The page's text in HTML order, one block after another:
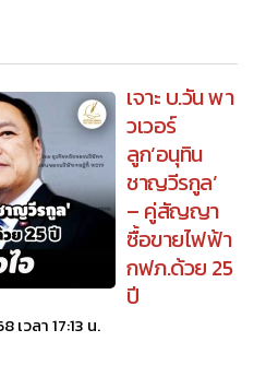
เจาะ บ.วัน พา
วเวอร์
ลูก‘อนุทิน
ชาญวีรกูล’
– คู่สัญญา
ซื้อขายไฟฟ้า
กฟภ.ด้วย 25
ปี
เวลา 17:13 น.